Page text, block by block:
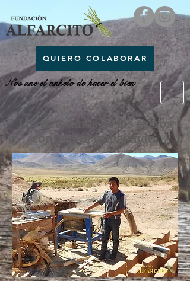
QUIERO COLABORAR
Nos une el anhelo de hacer el bien
Los Artesanos de los cerros
continúan trabajando.